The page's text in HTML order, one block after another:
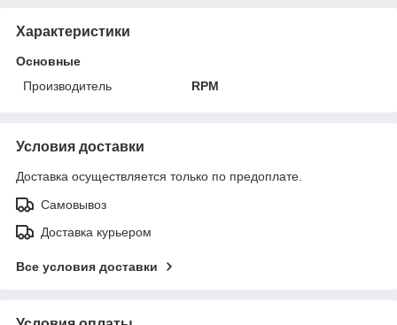
Характеристики
Основные
Производитель
RPM
Условия доставки
Доставка осуществляется только по предоплате.
Самовывоз
Доставка курьером
Все условия доставки